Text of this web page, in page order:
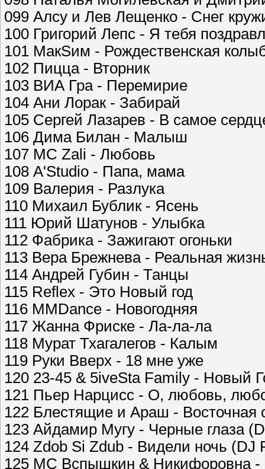
099 Алсу и Лев Лещенко - Снег
100 Григорий Лепс - Я тебя
101 МакSим - Рождественская
102 Пицца - Вторник
103 ВИА Гра - Перемирие
104 Ани Лорак - Забирай
105 Сергей Лазарев - В самое
106 Дима Билан - Малыш
107 MC Zali - Любовь
108 A'Studio - Папа, мама
109 Валерия - Разлука
110 Михаил Бублик - Ясень
111 Юрий Шатунов - Улыбка
112 Фабрика - Зажигают огоньки
113 Вера Брежнева - Реальная
114 Андрей Губин - Танцы
115 Reflex - Это Новый год
116 MMDance - Новогодняя
117 Жанна Фриске - Ла-ла-ла
118 Мурат Тхагалегов - Калым
119 Руки Вверх - 18 мне уже
120 23-45 & 5iveSta Family - Новый
121 Пьер Нарцисс - О, любовь,
122 Блестящие и Араш - Восточная
123 Айдамир Мугу - Черные глаза
124 Zdob Si Zdub - Видели ночь (DJ
125 MC Вспышкин & Никифоровна -